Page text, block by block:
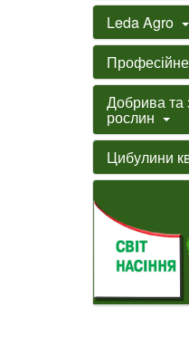
Leda Agro
Добрива та
рослин
Цибулини